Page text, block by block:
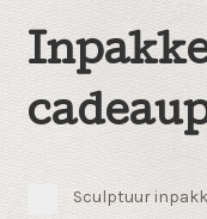
Sculptuur